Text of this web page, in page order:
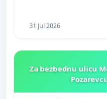
31 Jul 2026
Za bezbednu ulicu